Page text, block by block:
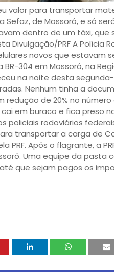
valor para transportar
Sefaz, de Mossoró, e só
dentro de um táxi, que
Divulgação/PRF A Polícia
novos que estavam
304 em Mossoró, na
na noite desta
Nenhum tinha a
redução de 20% no
em buraco e fica preso
policiais rodoviários
transportar a carga de
PRF. Após o flagrante, a
Uma equipe da pasta
que sejam pagos os